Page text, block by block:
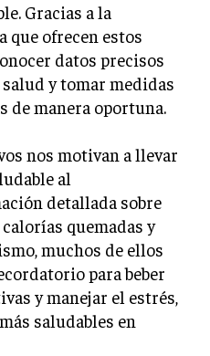
Gracias a la
ofrecen estos
datos precisos
y tomar medidas
de manera oportuna.
nos motivan a llevar
al
detallada sobre
quemadas y
muchos de ellos
para beber
y manejar el estrés,
saludables en